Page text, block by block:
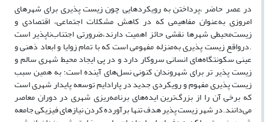
در عصر حاضر ،پرداختن به رویکردهایی چون زیست پذیری برای شهرهای
امروزی به‌عنوان مفاهیمی که در کاهش مشکلات اجتماعی، اقتصادی و
زیست‌محیطی شهرها نقشی حائز اهمیت دارند،ضرورتی اجتناب‌ناپذیر است
.درواقع زیست پذیری به‌منزله مفهومی است که با تمام زوایا و ابعاد ذهنی و
عینی سکونتگاه‌های انسانی سروکار دارد و در پی ایجاد محیط شهری سالم و
زیست پذیر تر برای شهروندان کنونی نسل‌های آینده است؛ به همین سبب
زیست پذیری مفهوم و رویکردی جدید در پارادایم توسعه پایدار شهری است
که برخی آن را از بزرگ‌ترین ایده‌های برنامه‌ریزی شهری در دوران معاصر
می‌دانند.در شهر زیست پذیر هدف تنها برآورده کردن نیازهای فیزیکی جامعه